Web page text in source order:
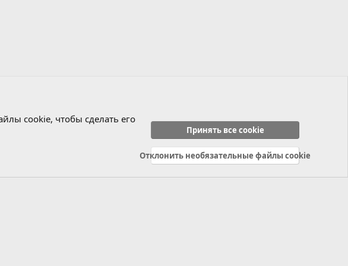
Политика конфиденциальности Справка Главная
R
cookie, чтобы сделать его
Принять все cookie
Отклонить необязательные файлы cookie